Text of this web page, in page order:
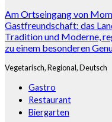
Am Ortseingang von
Gastfreundschaft: das
Tradition und Moderne,
zu einem besonderen
Vegetarisch,Regional,Deutsch
Gastro
Restaurant
Biergarten